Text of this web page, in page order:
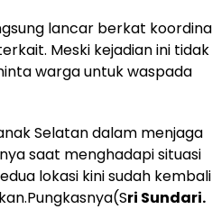
lancar berkat
Meski kejadian ini tidak
warga untuk waspada
Selatan dalam menjaga
saat menghadapi situasi
lokasi kini sudah kembali
ri Sundari.